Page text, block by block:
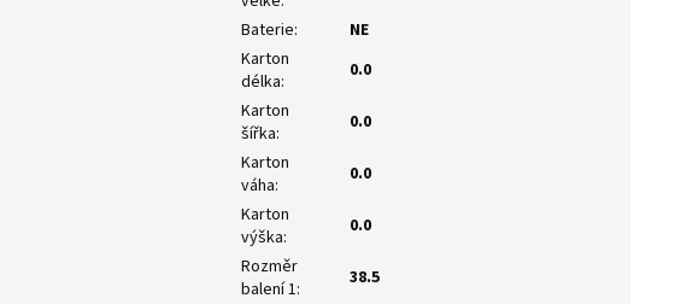
Baterie:
NE
Karton
délka:
0.0
Karton
šířka:
0.0
Karton
váha:
0.0
Karton
výška:
0.0
Rozměr
balení 1:
38.5